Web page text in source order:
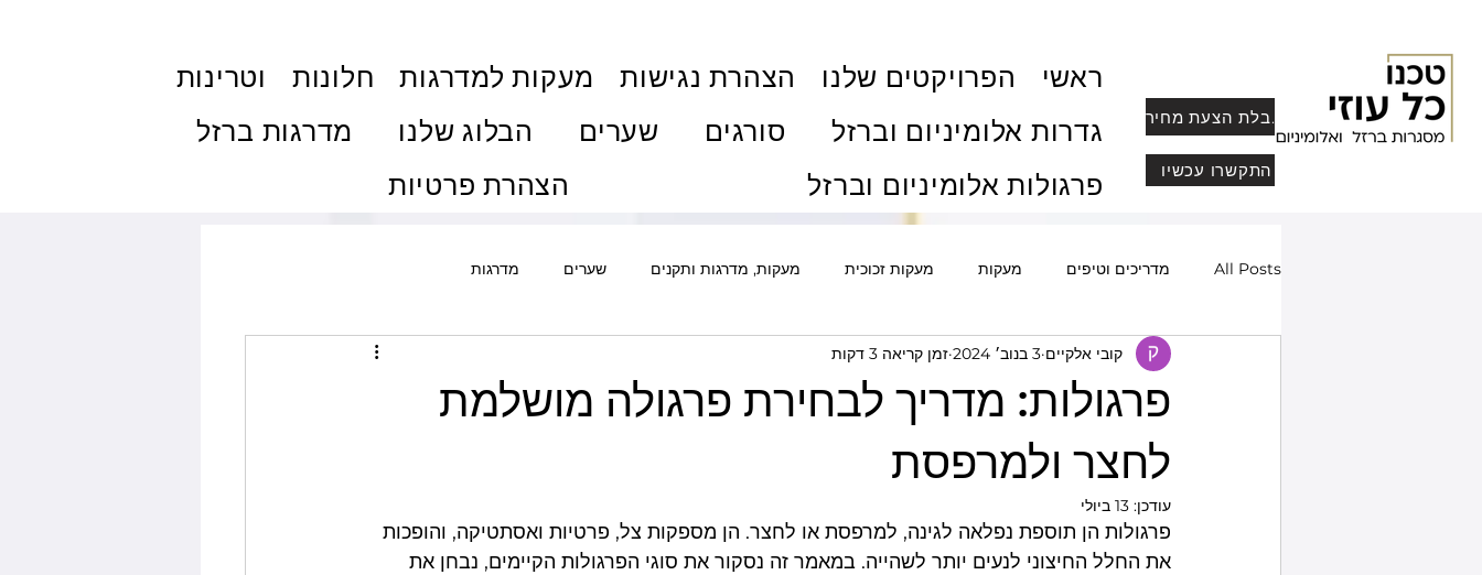
ראשי הפרויקטים שלנו הצהרת נגישות מעקות למדרגות חלונות
וטרינות
גדרות אלומיניום וברזל
סורגים שערים הבלוג שלנו
מדרגות ברזל
פרגולות אלומיניום וברזל
הצהרת פרטיות
לקבלת הצעת מחיר
התקשרו עכשיו
All Posts מדריכים וטיפים מעקות מעקות זכוכית מעקות, מדרגות ותקנים שערים מדרגות
שערים חשמליים ומעוצבים סורגים אלומיניום
מחסומי חנייה פרופיל בלגי, מחיצות וויטרינות
מסגר באזור שלך
פרגולות: מדריך לבחירת פרגולה מושלמת
לחצר ולמרפסת
קובי אלקיים 3 בנוב׳ 2024 זמן קריאה 3 דקות
עודכן: 13 ביולי
פרגולות הן תוספת נפלאה לגינה, למרפסת או לחצר. הן מספקות צל, פרטיות ואסתטיקה, והופכות
את החלל החיצוני לנעים יותר לשהייה. במאמר זה נסקור את סוגי הפרגולות הקיימים, נבחן את